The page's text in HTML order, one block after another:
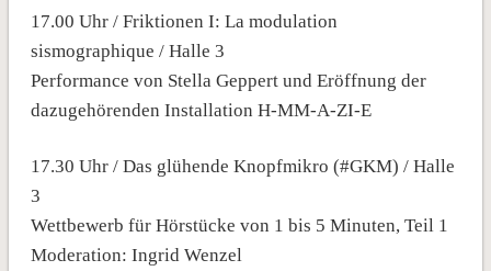
17.00 Uhr / Friktionen I: La modulation
sismographique / Halle 3
Performance von Stella Geppert und Eröffnung der
dazugehörenden Installation H-MM-A-ZI-E
17.30 Uhr / Das glühende Knopfmikro (#GKM) / Halle
3
Wettbewerb für Hörstücke von 1 bis 5 Minuten, Teil 1
Moderation: Ingrid Wenzel